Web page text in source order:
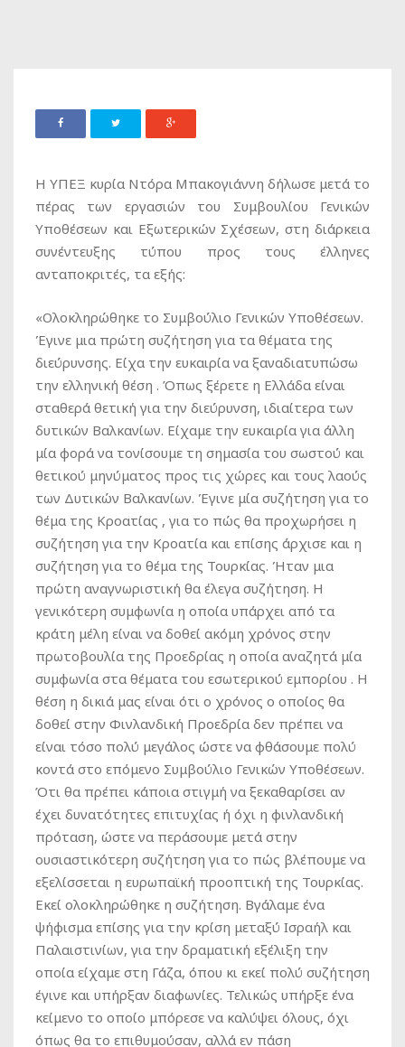
Η ΥΠΕΞ κυρία Ντόρα Μπακογιάννη δήλωσε μετά το
πέρας των εργασιών του Συμβουλίου Γενικών
Υποθέσεων και Εξωτερικών Σχέσεων, στη διάρκεια
συνέντευξης τύπου προς τους έλληνες
ανταποκριτές, τα εξής:
«Ολοκληρώθηκε το Συμβούλιο Γενικών Υποθέσεων.
Έγινε μια πρώτη συζήτηση για τα θέματα της
διεύρυνσης. Είχα την ευκαιρία να ξαναδιατυπώσω
την ελληνική θέση . Όπως ξέρετε η Ελλάδα είναι
σταθερά θετική για την διεύρυνση, ιδιαίτερα των
δυτικών Βαλκανίων. Είχαμε την ευκαιρία για άλλη
μία φορά να τονίσουμε τη σημασία του σωστού και
θετικού μηνύματος προς τις χώρες και τους λαούς
των Δυτικών Βαλκανίων. Έγινε μία συζήτηση για το
θέμα της Κροατίας , για το πώς θα προχωρήσει η
συζήτηση για την Κροατία και επίσης άρχισε και η
συζήτηση για το θέμα της Τουρκίας. Ήταν μια
πρώτη αναγνωριστική θα έλεγα συζήτηση. Η
γενικότερη συμφωνία η οποία υπάρχει από τα
κράτη μέλη είναι να δοθεί ακόμη χρόνος στην
πρωτοβουλία της Προεδρίας η οποία αναζητά μία
συμφωνία στα θέματα του εσωτερικού εμπορίου . Η
θέση η δικιά μας είναι ότι ο χρόνος ο οποίος θα
δοθεί στην Φινλανδική Προεδρία δεν πρέπει να
είναι τόσο πολύ μεγάλος ώστε να φθάσουμε πολύ
κοντά στο επόμενο Συμβούλιο Γενικών Υποθέσεων.
Ότι θα πρέπει κάποια στιγμή να ξεκαθαρίσει αν
έχει δυνατότητες επιτυχίας ή όχι η φινλανδική
πρόταση, ώστε να περάσουμε μετά στην
ουσιαστικότερη συζήτηση για το πώς βλέπουμε να
εξελίσσεται η ευρωπαϊκή προοπτική της Τουρκίας.
Εκεί ολοκληρώθηκε η συζήτηση. Βγάλαμε ένα
ψήφισμα επίσης για την κρίση μεταξύ Ισραήλ και
Παλαιστινίων, για την δραματική εξέλιξη την
οποία είχαμε στη Γάζα, όπου κι εκεί πολύ συζήτηση
έγινε και υπήρξαν διαφωνίες. Τελικώς υπήρξε ένα
κείμενο το οποίο μπόρεσε να καλύψει όλους, όχι
όπως θα το επιθυμούσαν, αλλά εν πάση